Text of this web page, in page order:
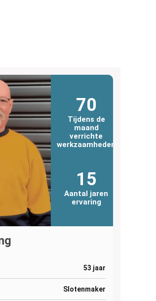
70
Tijdens de
maand
verrichte
werkzaamheden
15
Aantal jaren
ervaring
53 jaar
Slotenmaker